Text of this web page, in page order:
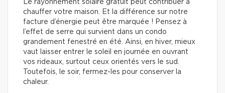
Le rayonnement solaire gratuit peut contribuer à
chauffer votre maison. Et la différence sur notre
facture d’énergie peut être marquée ! Pensez à
l’effet de serre qui survient dans un condo
grandement fenestré en été. Ainsi, en hiver, mieux
vaut laisser entrer le soleil en journée en ouvrant
vos rideaux, surtout ceux orientés vers le sud.
Toutefois, le soir, fermez-les pour conserver la
chaleur.